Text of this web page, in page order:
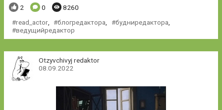
Понравилось:
2 Комментариев:
0 Просмотров:
8260
read_actor, блогредактора будниредактора
ведущийредактор
Otzyvchivyj redaktor
08.09.2022